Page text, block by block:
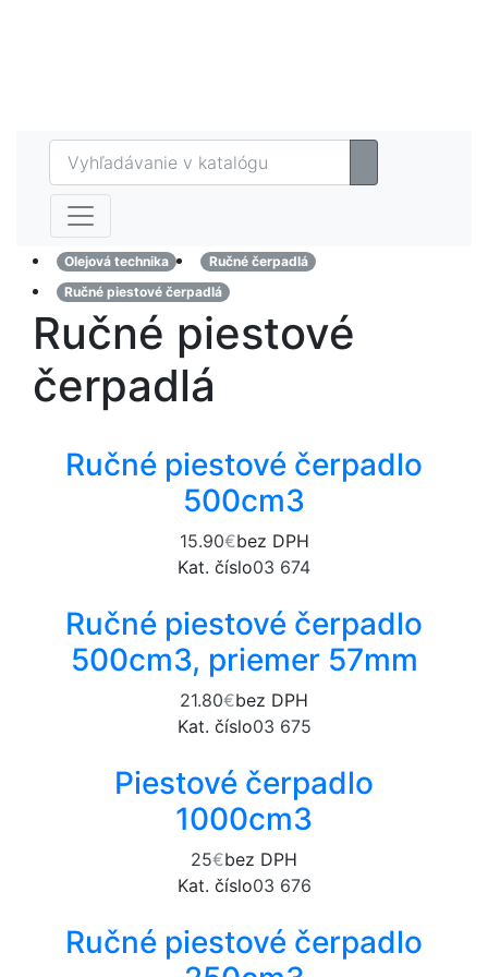
Olejová technika
Ručné čerpadlá
Ručné piestové čerpadlá
Ručné piestové
čerpadlá
Ručné piestové čerpadlo
500cm3
15.90€bez DPH
Kat. číslo03 674
Ručné piestové čerpadlo
500cm3, priemer 57mm
21.80€bez DPH
Kat. číslo03 675
Piestové čerpadlo
1000cm3
25€bez DPH
Kat. číslo03 676
Ručné piestové čerpadlo